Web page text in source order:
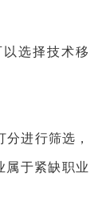
选择技术移
进行筛选，
于紧缺职业